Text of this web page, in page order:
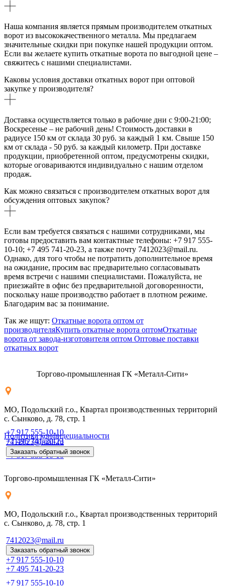
Наша компания является прямым производителем откатных
ворот из высококачественного металла. Мы предлагаем
значительные скидки при покупке нашей продукции оптом.
Если вы желаете купить откатные ворота по выгодной цене –
свяжитесь с нашими специалистами.
Каковы условия доставки откатных ворот при оптовой
закупке у производителя?
Доставка осуществляется только в рабочие дни с 9:00-21:00;
Воскресенье – не рабочий день! Стоимость доставки в
радиусе 150 км от склада 30 руб. за каждый 1 км. Свыше 150
км от склада - 50 руб. за каждый километр. При доставке
продукции, приобретенной оптом, предусмотрены скидки,
которые оговариваются индивидуально с нашим отделом
продаж.
Как можно связаться с производителем откатных ворот для
обсуждения оптовых закупок?
Если вам требуется связаться с нашими сотрудниками, мы
готовы предоставить вам контактные телефоны: +7 917 555-
10-10; +7 495 741-20-23, а также почту 7412023@mail.ru.
Однако, для того чтобы не потратить дополнительное время
на ожидание, просим вас предварительно согласовывать
время встречи с нашими специалистами. Пожалуйста, не
приезжайте в офис без предварительной договоренности,
поскольку наше производство работает в плотном режиме.
Благодарим вас за понимание.
Так же ищут: Откатные ворота оптом от
производителяКупить откатные ворота оптомОткатные
ворота от завода-изготовителя оптом Оптовые поставки
откатных ворот
Торгово-промышленная ГК «Металл-Сити»
МО, Подольский г.о., Квартал производственных территорий
с. Сынково, д. 78, стр. 1
Политика конфидециальности
+7 917 555-10-10
+7 495 741-20-23
+7 917 555-10-10
7412023@mail.ru
Заказать обратный звонок
Торгово-промышленная ГК «Металл-Сити»
МО, Подольский г.о., Квартал производственных территорий
с. Сынково, д. 78, стр. 1
7412023@mail.ru
Заказать обратный звонок
+7 917 555-10-10
+7 495 741-20-23
+7 917 555-10-10